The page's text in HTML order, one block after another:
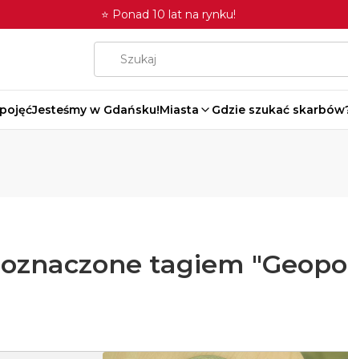
⭐ Ponad 10 lat na rynku!
Jesteśmy w Gdańsku!Miasta Gdzie szukać
tagiem